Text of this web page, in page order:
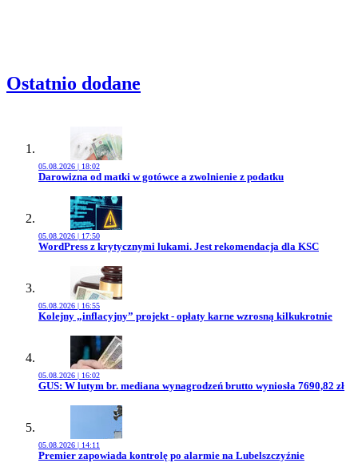
Ostatnio dodane
05.08.2026 | 18:02
Przejdź do artykułu:
Darowizna od matki w gotówce a zwolnienie z podatku
05.08.2026 | 17:50
Przejdź do artykułu:
WordPress z krytycznymi lukami. Jest rekomendacja dla KSC
05.08.2026 | 16:55
Przejdź do artykułu:
Kolejny „inflacyjny” projekt - opłaty karne wzrosną kilkukrotnie
05.08.2026 | 16:02
Przejdź do artykułu:
GUS: W lutym br. mediana wynagrodzeń brutto wyniosła 7690,82 zł
05.08.2026 | 14:11
Przejdź do artykułu:
Premier zapowiada kontrolę po alarmie na Lubelszczyźnie